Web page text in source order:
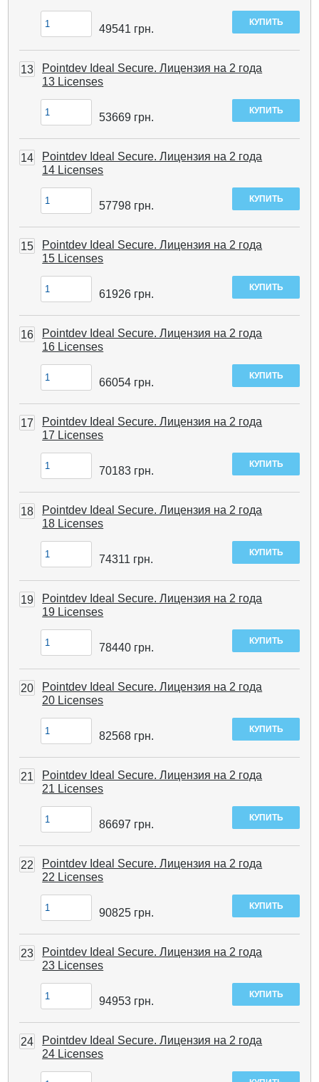
49541 грн.
13
Pointdev Ideal Secure. Лицензия на 2 года
13 Licenses
53669 грн.
14
Pointdev Ideal Secure. Лицензия на 2 года
14 Licenses
57798 грн.
15
Pointdev Ideal Secure. Лицензия на 2 года
15 Licenses
61926 грн.
16
Pointdev Ideal Secure. Лицензия на 2 года
16 Licenses
66054 грн.
17
Pointdev Ideal Secure. Лицензия на 2 года
17 Licenses
70183 грн.
18
Pointdev Ideal Secure. Лицензия на 2 года
18 Licenses
74311 грн.
19
Pointdev Ideal Secure. Лицензия на 2 года
19 Licenses
78440 грн.
20
Pointdev Ideal Secure. Лицензия на 2 года
20 Licenses
82568 грн.
21
Pointdev Ideal Secure. Лицензия на 2 года
21 Licenses
86697 грн.
22
Pointdev Ideal Secure. Лицензия на 2 года
22 Licenses
90825 грн.
23
Pointdev Ideal Secure. Лицензия на 2 года
23 Licenses
94953 грн.
24
Pointdev Ideal Secure. Лицензия на 2 года
24 Licenses